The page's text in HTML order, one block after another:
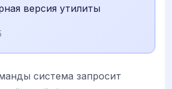
версия утилиты
система запросит